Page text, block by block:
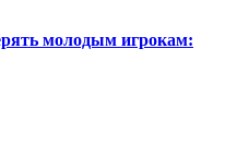
молодым игрокам: